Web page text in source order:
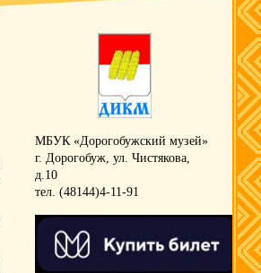
МБУК «Дорогобужский музей»
г. Дорогобуж, ул. Чистякова,
д.10
тел. (48144)4-11-91